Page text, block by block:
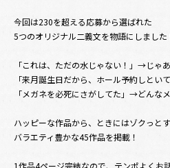
今回は230を超える応募から選ばれた
5つのオリジナル二義文を物語にしました
「これは、ただの水じゃない！」→じゃ
「来月誕生日だから、ホール予約しと
「メガネを必死にさがしてた」→どんな
ハッピーな作品から、ときにはゾクっと
バラエティ豊かな45作品を掲載！
1作品4ページ完結なので、テンポよくお